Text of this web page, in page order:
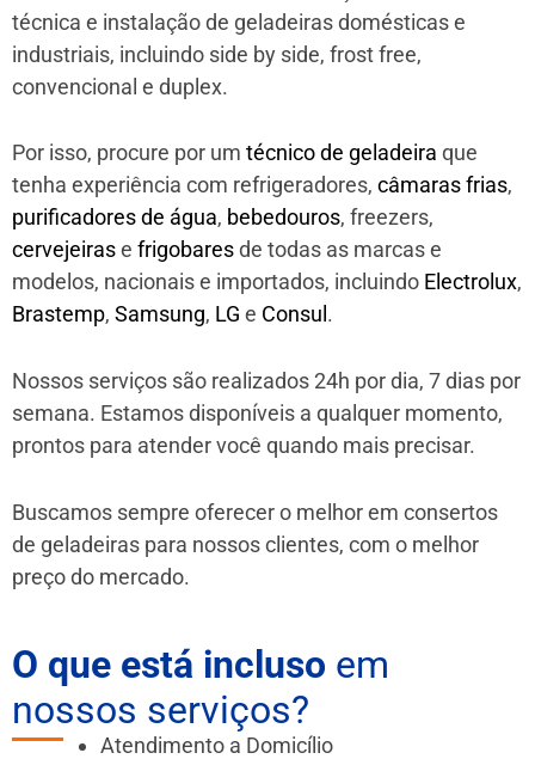
técnica e instalação de geladeiras domésticas e
industriais, incluindo side by side, frost free,
convencional e duplex.
Por isso, procure por um técnico de geladeira que
tenha experiência com refrigeradores, câmaras frias,
purificadores de água, bebedouros, freezers,
cervejeirase frigobaresde todas as marcas e
modelos, nacionais e importados, incluindo Electrolux,
Brastemp, Samsung, LG e Consul .
Nossos serviços são realizados 24h por dia, 7 dias por
semana. Estamos disponíveis a qualquer momento,
prontos para atender você quando mais precisar.
Buscamos sempre oferecer o melhor em consertos
de geladeiras para nossos clientes, com o melhor
preço do mercado.
O que está incluso em
nossos serviços?
Atendimento a Domicílio